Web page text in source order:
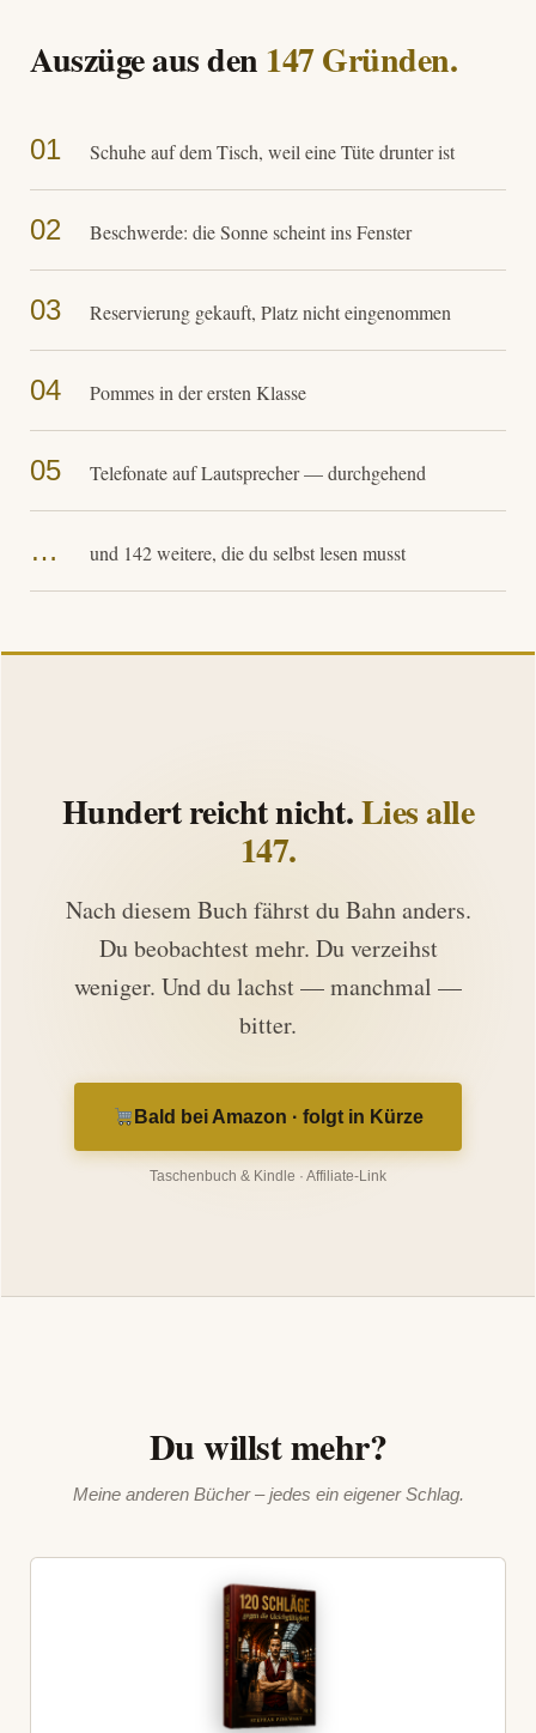
Auszüge aus den147 Gründen.
01 Schuhe auf dem Tisch, weil eine Tüte drunter ist
02 Beschwerde: die Sonne scheint ins Fenster
03 Reservierung gekauft, Platz nicht eingenommen
04 Pommes in der ersten Klasse
05 Telefonate auf Lautsprecher — durchgehend
… und 142 weitere, die du selbst lesen musst
Hundert reicht nicht.Lies alle
147.
Nach diesem Buch fährst du Bahn anders.
Du beobachtest mehr. Du verzeihst
weniger. Und du lachst — manchmal —
bitter.
Bald bei Amazon · folgt in Kürze
Taschenbuch & Kindle · Affiliate-Link
Du willst mehr?
Meine anderen Bücher – jedes ein eigener Schlag.